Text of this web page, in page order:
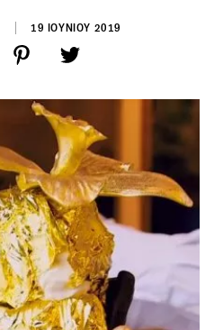
19 ΙΟΥΝΙΟΥ 2019